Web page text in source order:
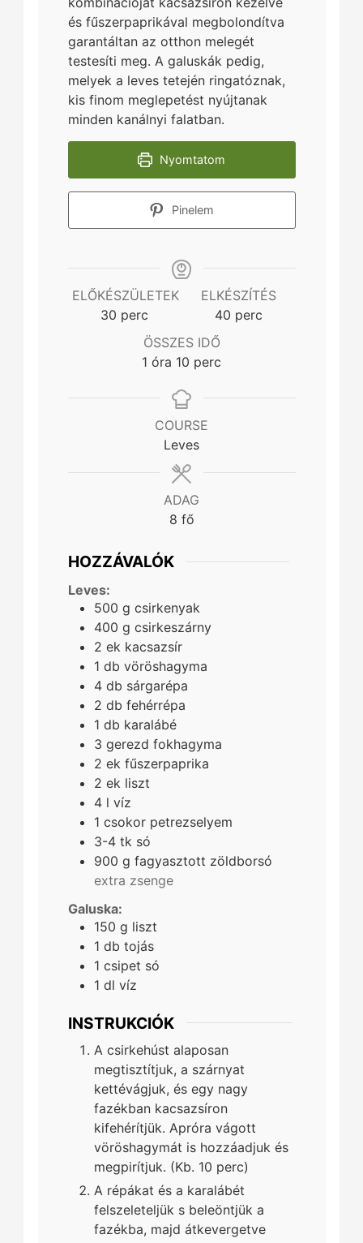
és fűszerpaprikával megbolondítva
garantáltan az otthon melegét
testesíti meg. A galuskák pedig,
melyek a leves tetején ringatóznak,
kis finom meglepetést nyújtanak
minden kanálnyi falatban.
Nyomtatom
Pinelem
ELŐKÉSZÜLETEK
30 minutes
perc
ELKÉSZÍTÉS
40minutes
perc
ÖSSZES IDŐ
1 hour
óra 10 minutes
perc
COURSE
Leves
ADAG
8 fő
HOZZÁVALÓK
Leves:
500 g csirkenyak
400 g csirkeszárny
2 ek kacsazsír
1 db vöröshagyma
4 db sárgarépa
2 db fehérrépa
1 db karalábé
3 gerezd fokhagyma
2 ek fűszerpaprika
2 ek liszt
4 l víz
1 csokor petrezselyem
3-4 tk só
900 g fagyasztott zöldborsó
extra zsenge
Galuska:
150 g liszt
1 db tojás
1 csipet só
1 dl víz
INSTRUKCIÓK
A csirkehúst alaposan
megtisztítjuk, a szárnyat
kettévágjuk, és egy nagy
fazékban kacsazsíron
kifehérítjük. Apróra vágott
vöröshagymát is hozzáadjuk és
megpirítjuk. (Kb. 10 perc)
A répákat és a karalábét
felszeleteljük s beleöntjük a
fazékba, majd átkevergetve